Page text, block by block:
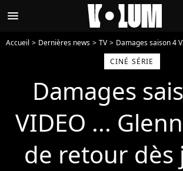
menu
Accueil Dernières news TV
Damages saison 4 VIDEO ...
CINÉ SÉRIE
Damages
VIDEO ...
de retour dès